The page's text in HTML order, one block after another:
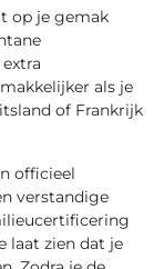
op je gemak
als je
of Frankrijk
officieel
verstandige
laat zien dat je